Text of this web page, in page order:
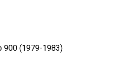
900 (1979-1983)